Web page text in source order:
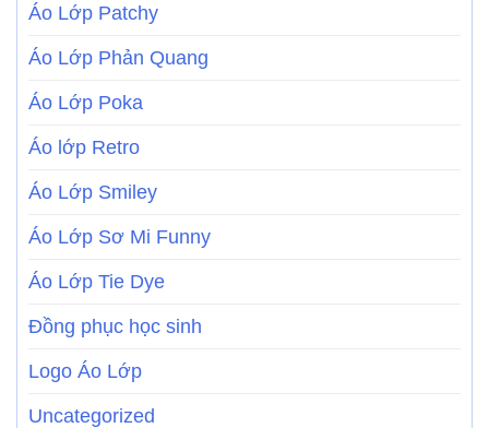
Áo Lớp Patchy
Áo Lớp Phản Quang
Áo Lớp Poka
Áo lớp Retro
Áo Lớp Smiley
Áo Lớp Sơ Mi Funny
Áo Lớp Tie Dye
Đồng phục học sinh
Logo Áo Lớp
Uncategorized